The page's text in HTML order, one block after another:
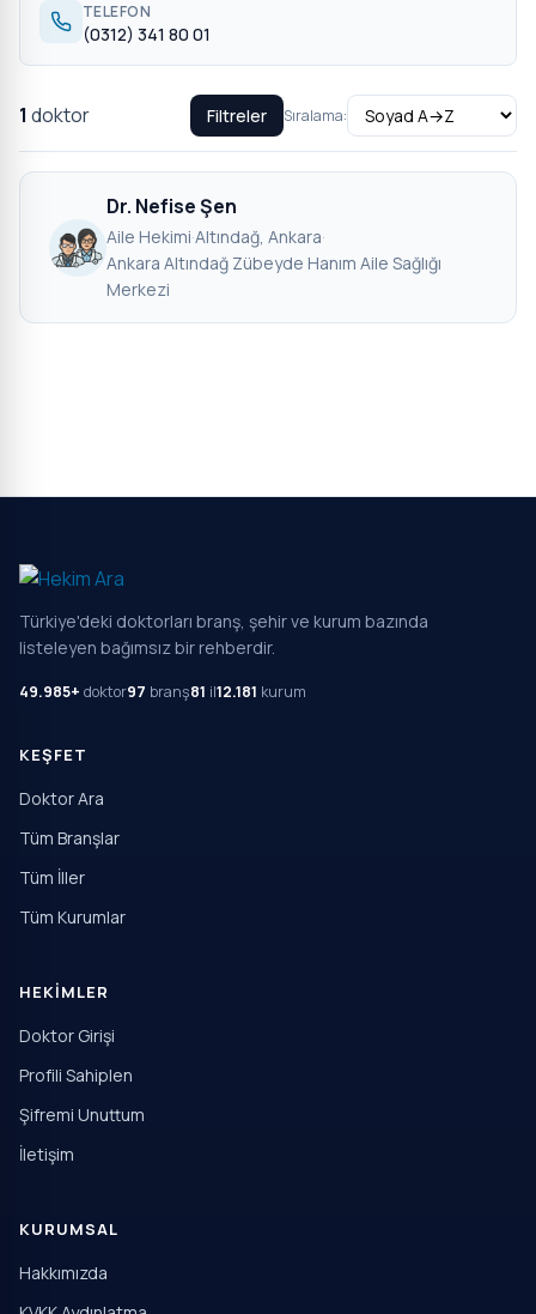
TELEFON
(0312) 341 80 01
1 doktor Filtreler Sıralama:
Dr. Nefise Şen
Aile Hekimi·Altındağ, Ankara·
Ankara Altındağ Zübeyde Hanım Aile Sağlığı
Merkezi
Türkiye'deki doktorları branş, şehir ve kurum bazında
listeleyen bağımsız bir rehberdir.
49.985+ doktor97 branş81 il12.181 kurum
KEŞFET
Doktor Ara
Tüm Branşlar
Tüm İller
Tüm Kurumlar
HEKIMLER
Doktor Girişi
Profili Sahiplen
Şifremi Unuttum
İletişim
KURUMSAL
Hakkımızda